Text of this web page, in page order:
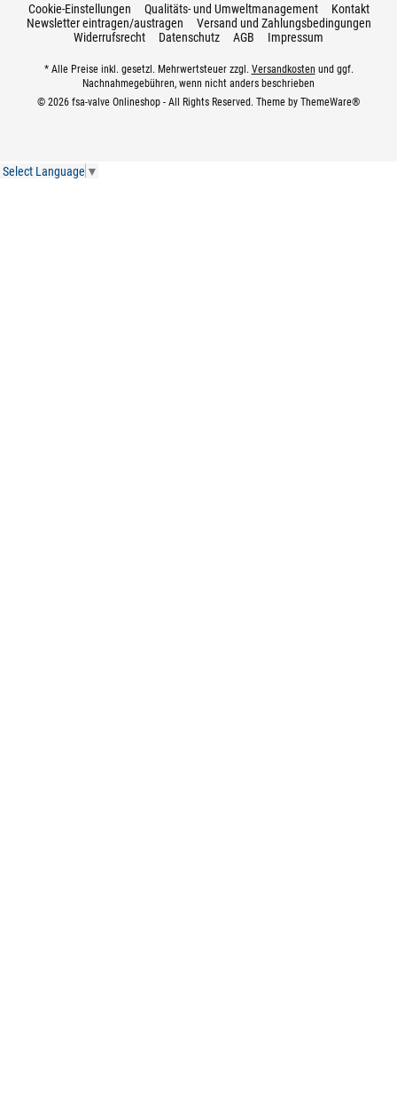
Cookie-Einstellungen Qualitäts- und Umweltmanagement
Kontakt
Newsletter eintragen/austragen
Versand und Zahlungsbedingungen
Widerrufsrecht
Datenschutz AGB Impressum
* Alle Preise inkl. gesetzl. Mehrwertsteuer zzgl. Versandkosten und ggf.
Nachnahmegebühren, wenn nicht anders beschrieben
© 2026 fsa-valve Onlineshop - All Rights Reserved. Theme by ThemeWare®
Select Language ▼